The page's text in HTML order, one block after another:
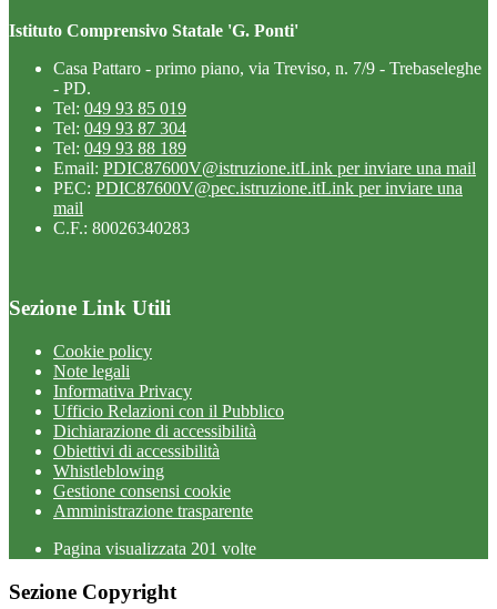
Istituto Comprensivo Statale 'G. Ponti'
Casa Pattaro - primo piano, via Treviso, n. 7/9 - Trebaseleghe
- PD.
Tel: 049 93 85 019
Tel: 049 93 87 304
Tel: 049 93 88 189
Email: PDIC87600V@istruzione.itLink per inviare una mail
PEC: PDIC87600V@pec.istruzione.itLink per inviare una
mail
C.F.: 80026340283
Sezione Link Utili
Cookie policy
Note legali
Informativa Privacy
Ufficio Relazioni con il Pubblico
Dichiarazione di accessibilità
Obiettivi di accessibilità
Whistleblowing
Gestione consensi cookie
Amministrazione trasparente
Pagina visualizzata 201 volte
Sezione Copyright